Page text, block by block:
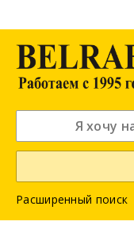
Расширенный поиск